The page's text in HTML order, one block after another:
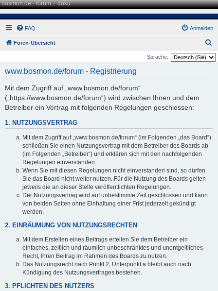
bosmon.de·forum·doku
FAQ Anmelden
Foren-Übersicht
u
Sprache:
www.bosmon.de/forum - Registrierung
Mit dem Zugriff auf „www.bosmon.de/forum“
(„https://www.bosmon.de/forum“) wird zwischen Ihnen und dem
Betreiber ein Vertrag mit folgenden Regelungen geschlossen:
1. NUTZUNGSVERTRAG
Mit dem Zugriff auf „www.bosmon.de/forum“ (im Folgenden „das Board“)
schließen Sie einen Nutzungsvertrag mit dem Betreiber des Boards ab
(im Folgenden „Betreiber“) und erklären sich mit den nachfolgenden
Regelungen einverstanden.
Wenn Sie mit diesen Regelungen nicht einverstanden sind, so dürfen
Sie das Board nicht weiter nutzen. Für die Nutzung des Boards gelten
jeweils die an dieser Stelle veröffentlichten Regelungen.
Der Nutzungsvertrag wird auf unbestimmte Zeit geschlossen und kann
von beiden Seiten ohne Einhaltung einer Frist jederzeit gekündigt
werden.
2. EINRÄUMUNG VON NUTZUNGSRECHTEN
Mit dem Erstellen eines Beitrags erteilen Sie dem Betreiber ein
einfaches, zeitlich und räumlich unbeschränktes und unentgeltliches
Recht, Ihren Beitrag im Rahmen des Boards zu nutzen.
Das Nutzungsrecht nach Punkt 2, Unterpunkt a bleibt auch nach
Kündigung des Nutzungsvertrages bestehen.
3. PFLICHTEN DES NUTZERS